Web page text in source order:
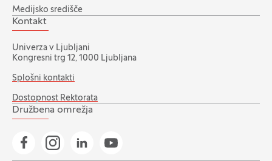
Medijsko središče
Kontakt
Univerza v Ljubljani
Kongresni trg 12, 1000 Ljubljana
Splošni kontakti
Dostopnost Rektorata
Družbena omrežja
Pojdi na našo Facebook stran
Pojdi na našo Instagram stran
Pojdi na Linkedin stran
Pojdi na YouTube stran